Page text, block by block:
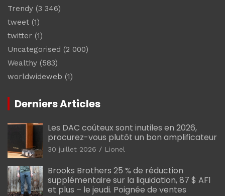
Trendy (3 346)
tweet (1)
twitter (1)
Uncategorised (2 000)
Wealthy (583)
worldwideweb (1)
Derniers Articles
Les DAC coûteux sont inutiles en 2026,
procurez-vous plutôt un bon amplificateur
30 juillet 2026 Lionel
Brooks Brothers 25 % de réduction
supplémentaire sur la liquidation, 87 $ AF1
et plus – le jeudi. Poignée de ventes